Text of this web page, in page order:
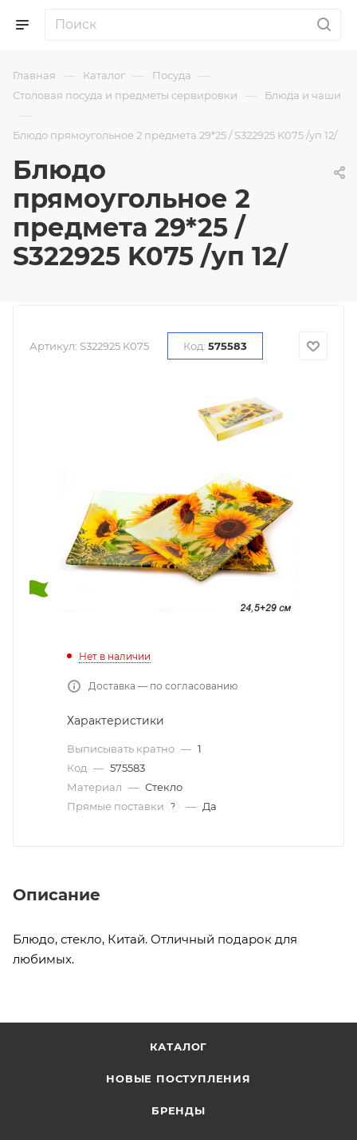
Главная — Каталог — Посуда —
Столовая посуда и предметы сервировки — Блюда и чаши
—
Блюдо прямоугольное 2 предмета 29*25 / S322925 K075 /уп 12/
Блюдо
прямоугольное 2
предмета 29*25 /
S322925 K075 /уп 12/
Артикул: S322925 K075 Код: 575583
Нет в наличии
Доставка — по согласованию
Характеристики
Выписывать кратно — 1
Код — 575583
Материал — Стекло
Прямые поставки
? — Да
Описание
Блюдо, стекло, Китай. Отличный подарок для
любимых.
КАТАЛОГ
НОВЫЕ ПОСТУПЛЕНИЯ
БРЕНДЫ